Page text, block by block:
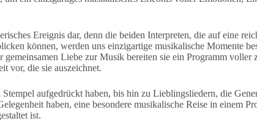
Ereignis dar, denn die beiden Interpreten, die auf eine
können, werden uns einzigartige musikalische Momente
Liebe zur Musik bereiten sie ein Programm voller
vor, die sie auszeichnet.
aufgedrückt haben, bis hin zu Lieblingsliedern, die
haben, eine besondere musikalische Reise in einem
ist.